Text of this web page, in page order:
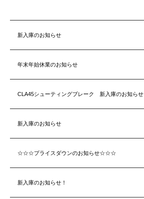
新入庫のお知らせ
年末年始休業のお知らせ
CLA45シューティングブレーク 新入庫のお知らせ
新入庫のお知らせ
☆☆☆プライスダウンのお知らせ☆☆☆
新入庫のお知らせ！